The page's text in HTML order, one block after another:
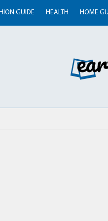
GUIDE HEALTH HOME